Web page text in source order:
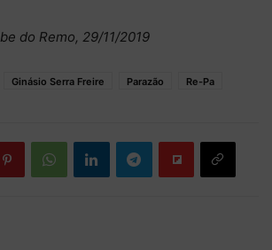
do Remo, 29/11/2019
Ginásio Serra Freire Parazão Re-Pa